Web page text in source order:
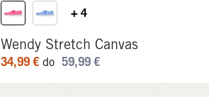
+ 4
Wendy Stretch Canvas
34,99€ do 59,99€